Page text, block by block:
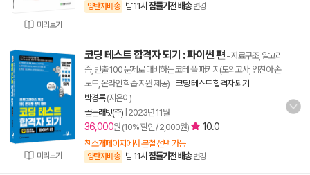
미리보기
양탄자배송 밤 11시 잠들기전 배송 변경
미리보기
코딩 테스트 합격자 되기 : 파이썬 편 - 자료구조, 알고리
즘, 빈출 100 문제로 대비하는 코테 풀 패키지(모의고사, 엄친아 손
노트, 온라인 학습 지원 제공) -코딩 테스트 합격자 되기
박경록(지은이)
골든래빗(주) 2023년 11월
36,000원 (10% 할인 / 2,000원) 10.0
책소개페이지에서 분철 선택 가능
양탄자배송 밤 11시 잠들기전 배송 변경